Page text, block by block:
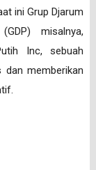
ini Grup Djarum
misalnya,
Inc, sebuah
memberikan